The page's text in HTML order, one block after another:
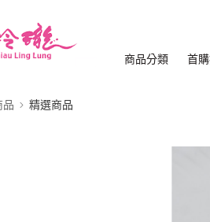
商品分類 首
品 精選商品